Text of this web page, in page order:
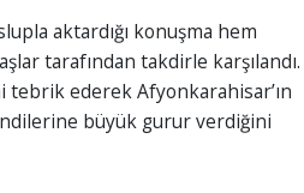
aktardığı konuşma hem
tarafından takdirle karşılandı.
ederek Afyonkarahisar’ın
büyük gurur verdiğini